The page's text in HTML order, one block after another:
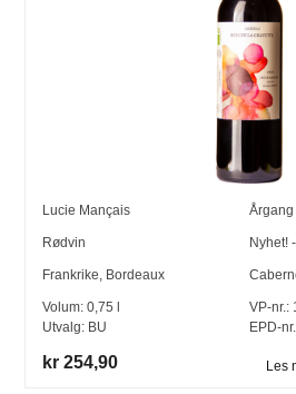
Lucie Mançais Årgang
Rødvin Nyhet!
Frankrike, Bordeaux
Volum:0,75
Utvalg: BU
VP-nr.:
EPD-
kr 254,90 Les